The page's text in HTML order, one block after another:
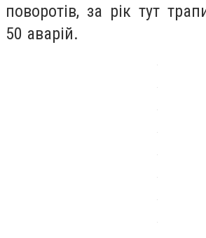
поворотів, за рік тут
50 аварій.